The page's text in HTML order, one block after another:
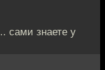
знаете у